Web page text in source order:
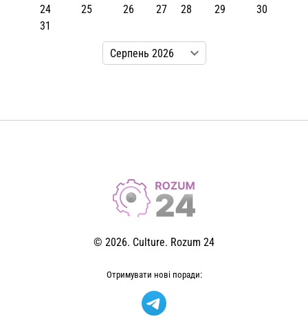
24
25 26 27 28 29
30
31
© 2026. Culture. Rozum 24
Отримувати нові поради: